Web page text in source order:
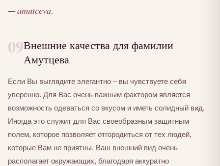
— amutceva.
09Внешние качества для фамилии
Амутцева
Если Вы выглядите элегантно – вы чувствуете себя
уверенно. Для Вас очень важным фактором является
возможность одеваться со вкусом и иметь солидный вид.
Иногда это служит для Вас своеобразным защитным
полем, которое позволяет отгородиться от тех людей,
которые Вам не приятны. Ваш внешний вид очень
располагает окружающих, благодаря аккуратно